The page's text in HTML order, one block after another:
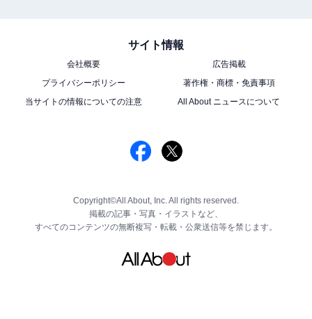
サイト情報
会社概要
広告掲載
プライバシーポリシー
著作権・商標・免責事項
当サイトの情報についての注意
All About ニュースについて
Copyright©All About, Inc. All rights reserved.
掲載の記事・写真・イラストなど、
すべてのコンテンツの無断複写・転載・公衆送信等を禁じます。